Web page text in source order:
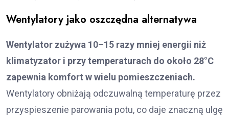
Wentylatory jako oszczędna alternatywa
Wentylator zużywa 10–15 razy mniej energii niż
klimatyzator i przy temperaturach do około 28°C
zapewnia komfort w wielu pomieszczeniach.
Wentylatory obniżają odczuwalną temperaturę przez
przyspieszenie parowania potu, co daje znaczną ulgę